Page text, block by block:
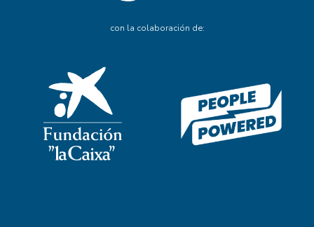
con la colaboración de: